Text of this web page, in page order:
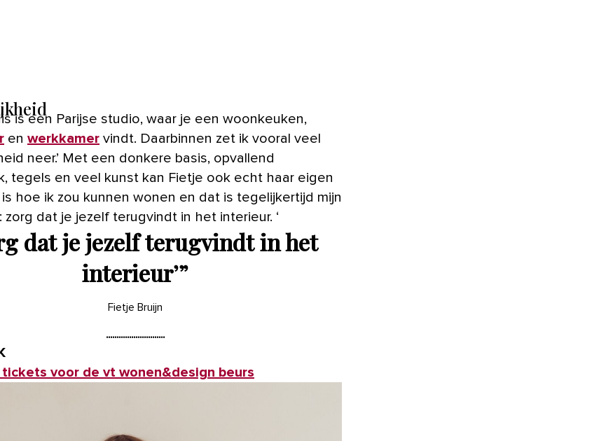
is een Parijse studio, waar je een woonkeuken,
en werkkamer vindt. Daarbinnen zet ik vooral veel
neer.’ Met een donkere basis, opvallend
tegels en veel kunst kan Fietje ook echt haar eigen
is hoe ik zou kunnen wonen en dat is tegelijkertijd mijn
zorg dat je jezelf terugvindt in het interieur. ‘
dat je jezelf terugvindt in het
interieur’”
Fietje Bruijn
voor de vt wonen&design beurs